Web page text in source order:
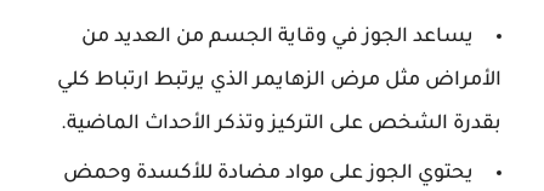
يساعد الجوز في وقاية الجسم من العديد من
الأمراض مثل مرض الزهايمر الذي يرتبط ارتباط كلي
بقدرة الشخص على التركيز وتذكر الأحداث الماضية.
يحتوي الجوز على مواد مضادة للأكسدة وحمض